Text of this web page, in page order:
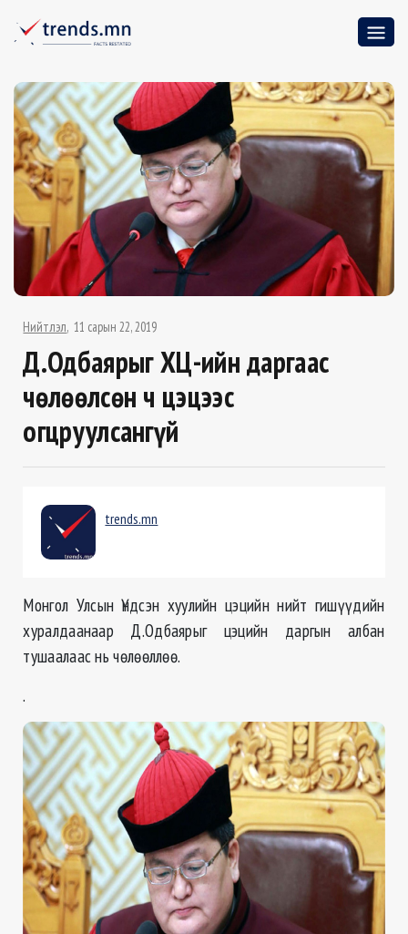
Нийтлэл 11 сарын 22, 2019
Д.Одбаярыг ҮХЦ-ийн даргаас
чөлөөлсөн ч цэцээс
огцруулсангүй
trends.mn
Монгол Улсын Үндсэн хуулийн цэцийн нийт гишүүдийн
хуралдаанаар Д.Одбаярыг цэцийн даргын албан
тушаалаас нь чөлөөллөө.
.